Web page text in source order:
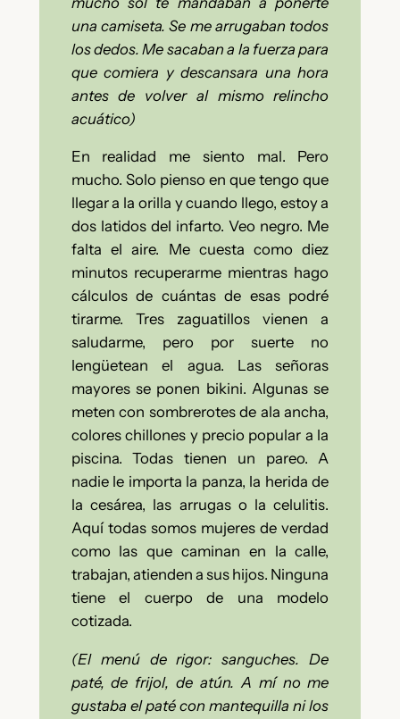
una camiseta. Se me arrugaban todos
los dedos. Me sacaban a la fuerza para
que comiera y descansara una hora
antes de volver al mismo relincho
acuático)
En realidad me siento mal. Pero
mucho. Solo pienso en que tengo que
llegar a la orilla y cuando llego, estoy a
dos latidos del infarto. Veo negro. Me
falta el aire. Me cuesta como diez
minutos recuperarme mientras hago
cálculos de cuántas de esas podré
tirarme. Tres zaguatillos vienen a
saludarme, pero por suerte no
lengüetean el agua. Las señoras
mayores se ponen bikini. Algunas se
meten con sombrerotes de ala ancha,
colores chillones y precio popular a la
piscina. Todas tienen un pareo. A
nadie le importa la panza, la herida de
la cesárea, las arrugas o la celulitis.
Aquí todas somos mujeres de verdad
como las que caminan en la calle,
trabajan, atienden a sus hijos. Ninguna
tiene el cuerpo de una modelo
cotizada.
(El menú de rigor: sanguches. De
paté, de frijol, de atún. A mí no me
gustaba el paté con mantequilla ni los